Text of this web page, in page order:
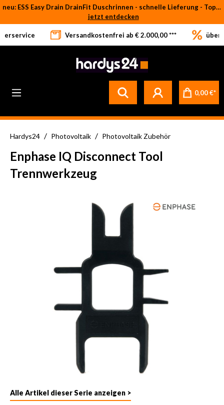
Zum Hauptinhalt springen
neu: ESS Easy Drain DrainFit Duschrinnen - schnelle Lieferung - Top-Preise
jetzt entdecken
Versandkostenfrei ab € 2.000,00 *** über
0,00 €*
Hardys24 / Photovoltaik / Photovoltaik Zubehör
Enphase IQ Disconnect Tool
Trennwerkzeug
Alle Artikel dieser Serie anzeigen >